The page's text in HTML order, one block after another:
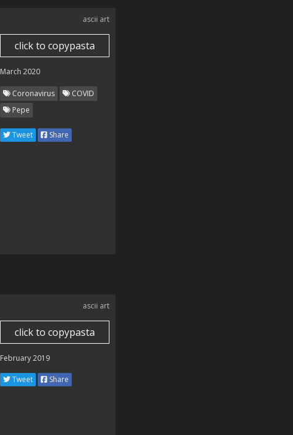
ascii art
click to copypasta
March 2020
Coronavirus
COVID
Pepe
Tweet Share
ascii art
click to copypasta
February 2019
Tweet Share